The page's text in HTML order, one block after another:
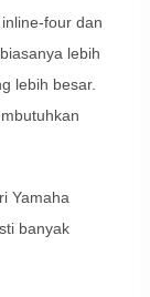
four dan
lebih
lebih besar.
Yamaha
banyak